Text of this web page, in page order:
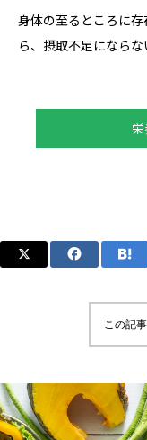
身体の至るところに
ら、摂取不足にならな
栄
この記